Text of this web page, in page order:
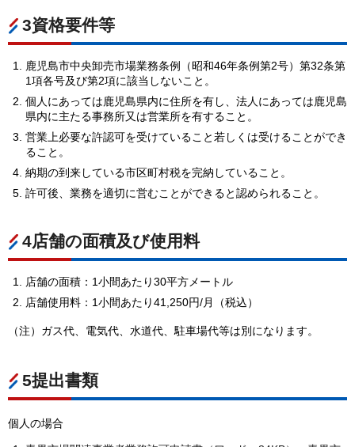
3資格要件等
鹿児島市中央卸売市場業務条例（昭和46年条例第2号）第32条第
1項各号及び第2項に該当しないこと。
個人にあっては鹿児島県内に住所を有し、法人にあっては鹿児島
県内に主たる事務所又は営業所を有すること。
営業上必要な許認可を受けていること若しくは受けることができ
ること。
納期の到来している市区町村税を完納していること。
許可後、業務を適切に営むことができると認められること。
4店舗の面積及び使用料
店舗の面積：1小間あたり30平方メートル
店舗使用料：1小間あたり41,250円/月（税込）
（注）ガス代、電気代、水道代、駐車場代等は別になります。
5提出書類
個人の場合